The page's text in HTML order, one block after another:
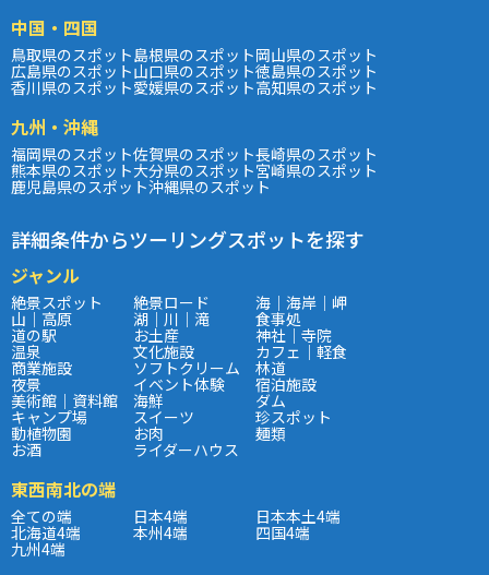
中国・四国
鳥取県のスポット島根県のスポット岡山県のスポット
広島県のスポット山口県のスポット徳島県のスポット
香川県のスポット愛媛県のスポット高知県のスポット
九州・沖縄
福岡県のスポット佐賀県のスポット長崎県のスポット
熊本県のスポット大分県のスポット宮崎県のスポット
鹿児島県のスポット沖縄県のスポット
詳細条件からツーリングスポットを探す
ジャンル
絶景スポット 絶景ロード 海｜海岸｜岬
山｜高原 湖｜川｜滝 食事処
道の駅 お土産 神社｜寺院
温泉 文化施設 カフェ｜軽食
商業施設 ソフトクリーム 林道
夜景 イベント体験 宿泊施設
美術館｜資料館 海鮮 ダム
キャンプ場 スイーツ 珍スポット
動植物園 お肉 麺類
お酒 ライダーハウス
東西南北の端
全ての端 日本4端 日本本土4端
北海道4端 本州4端 四国4端
九州4端